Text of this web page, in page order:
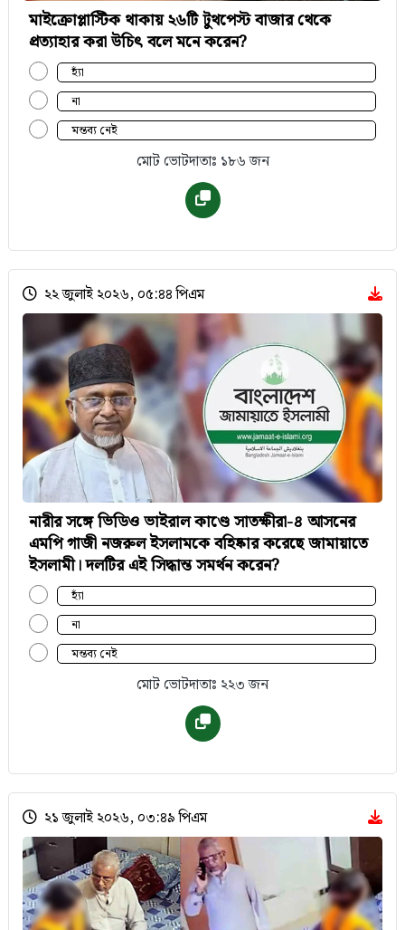
মাইক্রোপ্লাস্টিক থাকায় ২৬টি টুথপেস্ট বাজার থেকে
প্রত্যাহার করা উচিৎ বলে মনে করেন?
হ্যাঁ
না
মন্তব্য নেই
মোট ভোটদাতাঃ ১৮৬ জন
২২ জুলাই ২০২৬, ০৫:৪৪ পিএম
নারীর সঙ্গে ভিডিও ভাইরাল কাণ্ডে সাতক্ষীরা-৪ আসনের
এমপি গাজী নজরুল ইসলামকে বহিষ্কার করেছে জামায়াতে
ইসলামী। দলটির এই সিদ্ধান্ত সমর্থন করেন?
হ্যাঁ
না
মন্তব্য নেই
মোট ভোটদাতাঃ ২২৩ জন
২১ জুলাই ২০২৬, ০৩:৪৯ পিএম